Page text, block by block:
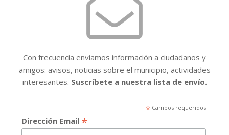
Con frecuencia enviamos información a ciudadanos y
amigos: avisos, noticias sobre el municipio, actividades
interesantes. Suscríbete a nuestra lista de envío.
*Campos requeridos
Dirección Email *